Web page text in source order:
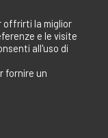
offrirti la miglior
e le visite
all'uso di
fornire un